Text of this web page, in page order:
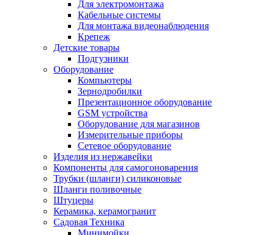
Для электромонтажа
Кабельные системы
Для монтажа видеонаблюдения
Крепеж
Детские товары
Подгузники
Оборудование
Компьютеры
Зернодробилки
Презентационное оборудование
GSM устройства
Оборудование для магазинов
Измерительные приборы
Сетевое оборудование
Изделия из нержавейки
Компоненты для самогоноварения
Трубки (шланги) силиконовые
Шланги поливочные
Штуцеры
Керамика, керамогранит
Садовая Техника
Минимойки